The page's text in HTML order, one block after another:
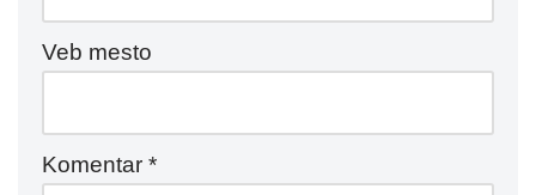
Veb mesto
Komentar *